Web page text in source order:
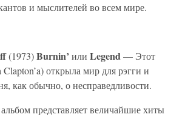
и мыслителей во всем мире.
(1973)Burnin’ или Legend— Этот
Clapton’a) открыла мир для рэгги и
как обычно, о несправедливости.
представляет величайшие хиты